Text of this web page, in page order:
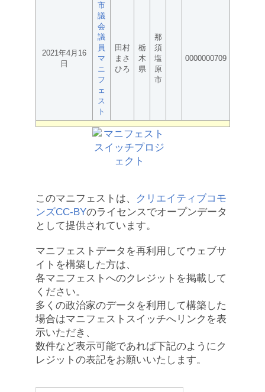
2021年4月16
日
市
議
会
議
員
マ
ニ
フ
ェ
ス
ト
田村
まさ
ひろ
栃
木
県
那
須
塩
原
市
0000000709
このマニフェストは、
クリエイティブコモ
ンズCC-BYのライセンスでオープンデータ
として提供されています。
マニフェストデータを再利用してウェブサ
イトを構築した方は、
各マニフェストへのクレジットを掲載して
ください。
多くの政治家のデータを利用して構築した
場合はマニフェストスイッチへリンクを表
示いただき、
数件など表示可能であれば下記のようにク
レジットの表記をお願いいたします。